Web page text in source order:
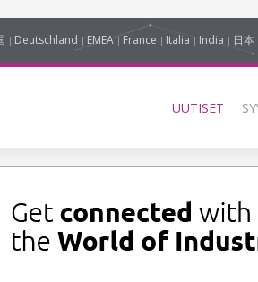
Deutschland EMEA France Italia India 日本
UUTISET